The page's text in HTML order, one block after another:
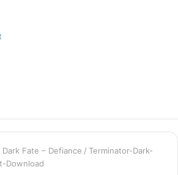
Fate – Defiance / Terminator-Dark-
Download